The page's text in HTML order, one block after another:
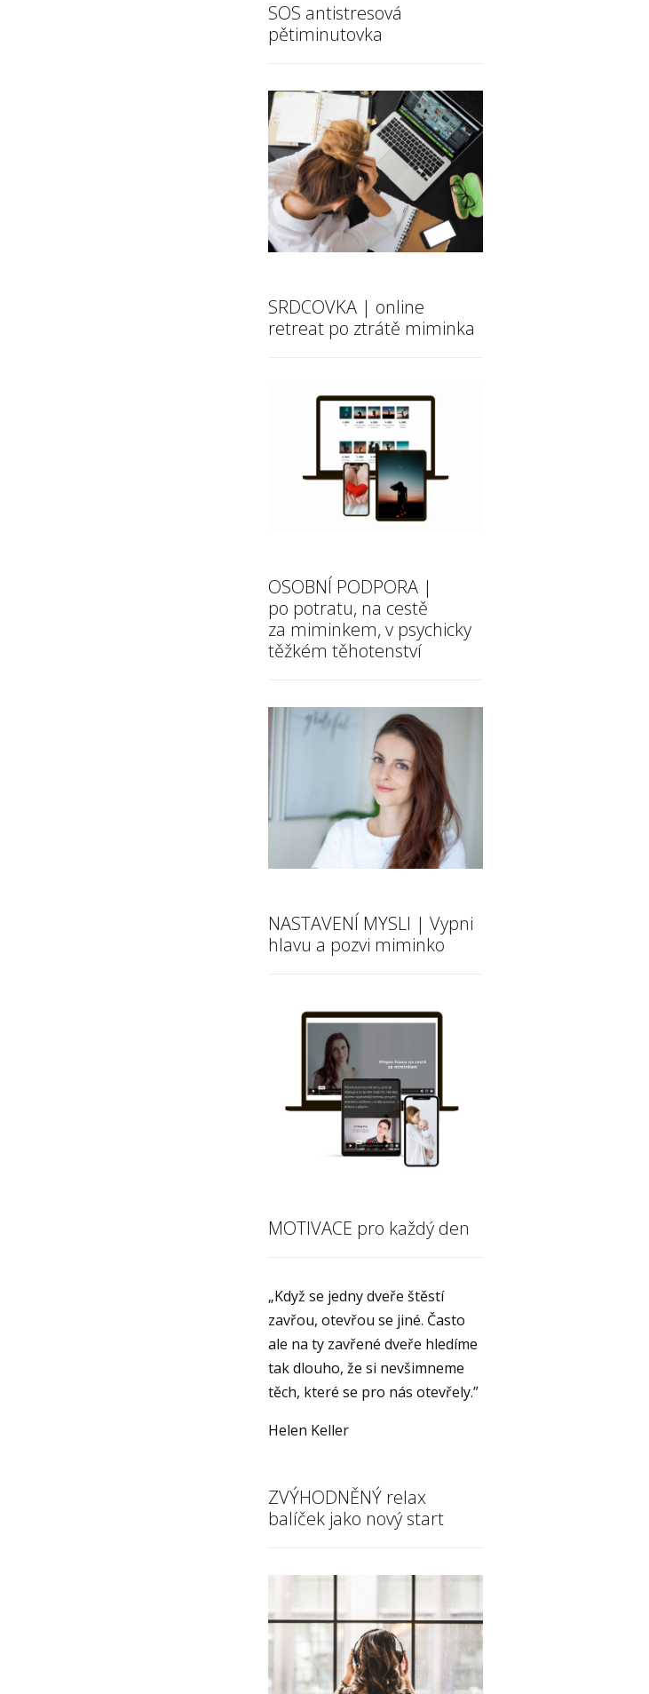
SOS antistresová
pětiminutovka
SRDCOVKA | online
retreat po ztrátě miminka
OSOBNÍ PODPORA |
po potratu, na cestě
za miminkem, v psychicky
těžkém těhotenství
NASTAVENÍ MYSLI | Vypni
hlavu a pozvi miminko
MOTIVACE pro každý den
„Když se jedny dveře štěstí
zavřou, otevřou se jiné. Často
ale na ty zavřené dveře hledíme
tak dlouho, že si nevšimneme
těch, které se pro nás otevřely.”
Helen Keller
ZVÝHODNĚNÝ relax
balíček jako nový start